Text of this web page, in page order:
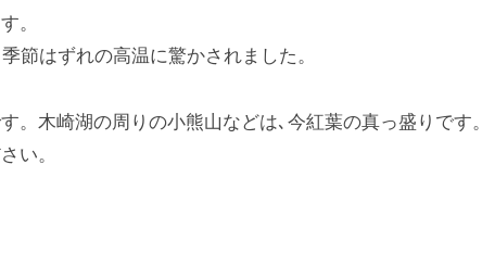
。
節はずれの高温に驚かされました。
。木崎湖の周りの小熊山などは､今紅葉の真っ盛りです。
い。